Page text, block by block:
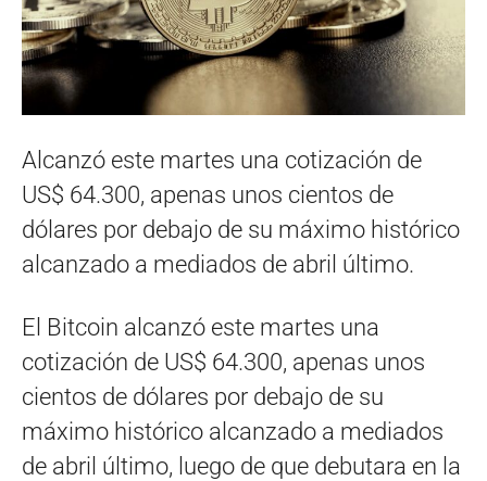
Alcanzó este martes una cotización de
US$ 64.300, apenas unos cientos de
dólares por debajo de su máximo histórico
alcanzado a mediados de abril último.
El Bitcoin alcanzó este martes una
cotización de US$ 64.300, apenas unos
cientos de dólares por debajo de su
máximo histórico alcanzado a mediados
de abril último, luego de que debutara en la